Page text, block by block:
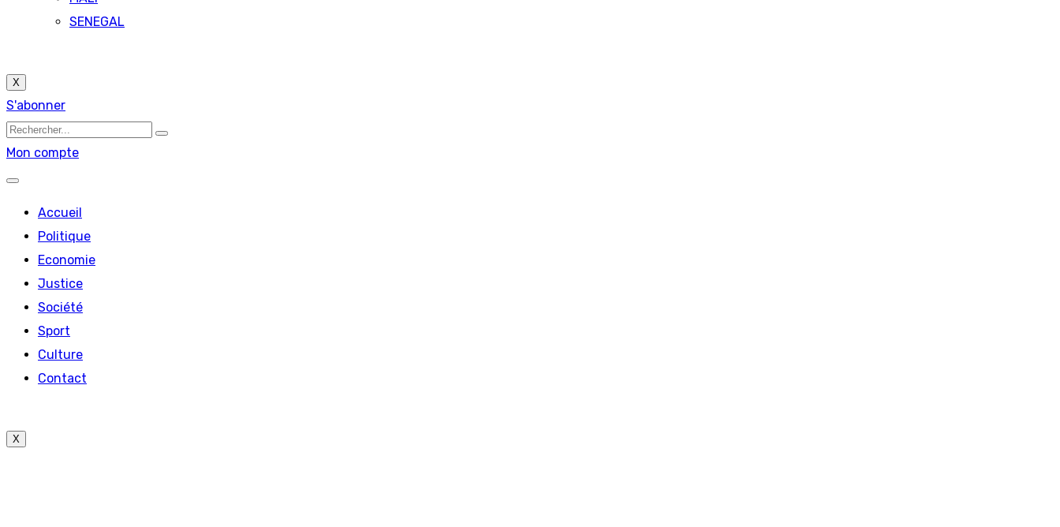
SENEGAL
X
S'abonner
Mon compte
Accueil
Politique
Economie
Justice
Société
Sport
Culture
Contact
X